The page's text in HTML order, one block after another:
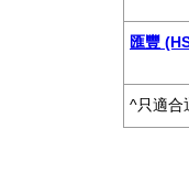
匯豐
^只適合